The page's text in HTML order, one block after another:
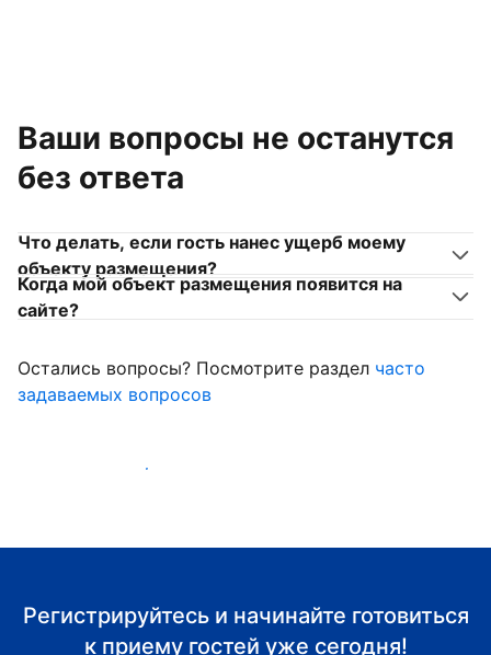
Ваши вопросы не останутся
без ответа
Что делать, если гость нанес ущерб моему
объекту размещения?
Когда мой объект размещения появится на
сайте?
Остались вопросы? Посмотрите раздел часто
задаваемых вопросов
Начать принимать гостей
Регистрируйтесь и начинайте готовиться
к приему гостей уже сегодня!